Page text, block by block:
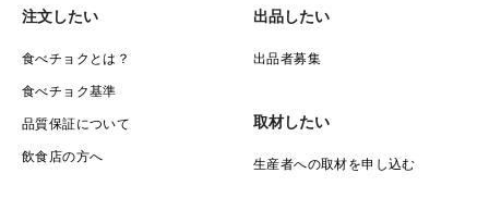
で摘果し、その養分を一つに集中させることで、最高の
味と香りを生み出すことができるのです。
こだわり②『徹底した温度・湿度管理』
メロンは”温度・湿度管理”が命です。白柴農園では先進
注文したい
食べチョクとは？
食べチョク基準
品質保証について
飲食店の方へ
出品したい
出品者募集
取材したい
生産者への取材を申し込む